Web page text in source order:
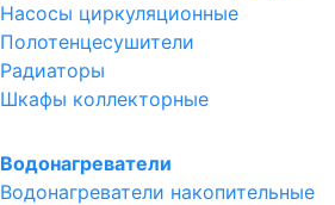
Насосы циркуляционные
Полотенцесушители
Радиаторы
Шкафы коллекторные
Водонагреватели
Водонагреватели накопительные